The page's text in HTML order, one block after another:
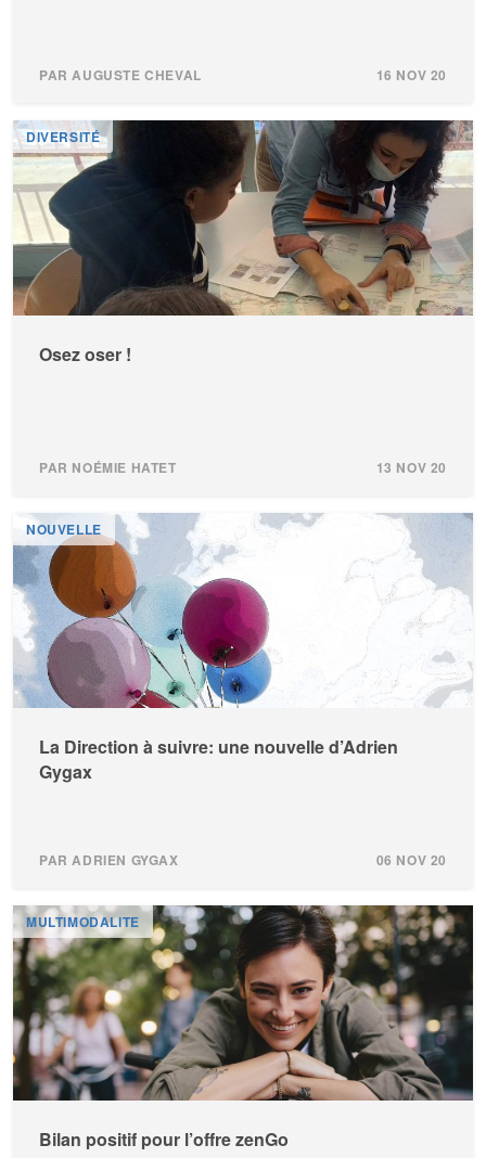
PAR AUGUSTE CHEVAL 16 NOV 20
DIVERSITÉ
Osez oser !
PAR NOÉMIE HATET 13 NOV 20
NOUVELLE
La Direction à suivre: une nouvelle d’Adrien
Gygax
PAR ADRIEN GYGAX 06 NOV 20
MULTIMODALITE
Bilan positif pour l’offre zenGo